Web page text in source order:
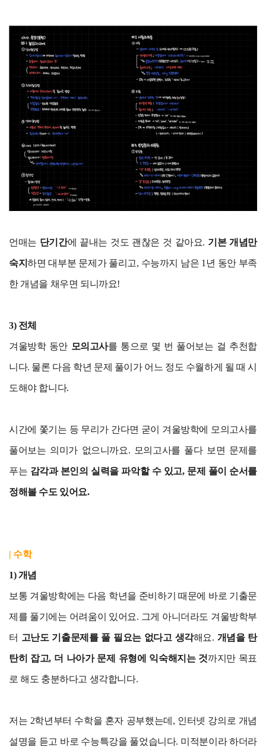
언매는 단기간에 끝내는 것도 괜찮은 것 같아요. 기본 개념만
숙지하면 대부분 문제가 풀리고, 수능까지 남은 1년 동안 부족
한 개념을 채우면 되니까요!
3) 전체
겨울방학 동안 모의고사를 통으로 몇 번 풀어보는 걸 추천합
니다. 물론 다음 학년 문제 풀이가 어느 정도 수월하게 될 때 시
도해야 합니다.
시간에 쫓기는 등 무리가 간다면 굳이 겨울방학에 모의고사를
풀어보는 의미가 없으니까요. 모의고사를 풀다 보면 문제를
푸는 감각과 본인의 실력을 파악할 수 있고, 문제 풀이 순서를
정해볼 수도 있어요.
| 수학
1) 개념
보통 겨울방학에는 다음 학년을 준비하기 때문에 바로 기출문
제를 풀기에는 어려움이 있어요. 그게 아니더라도 겨울방학부
터 고난도 기출문제를 풀 필요는 없다고 생각해요. 개념을 탄
탄히 잡고, 더 나아가 문제 유형에 익숙해지는 것까지만 목표
로 해도 충분하다고 생각합니다.
저는 2학년부터 수학을 혼자 공부했는데, 인터넷 강의로 개념
설명을 듣고 바로 수능특강을 풀었습니다. 미적분이라 하더라